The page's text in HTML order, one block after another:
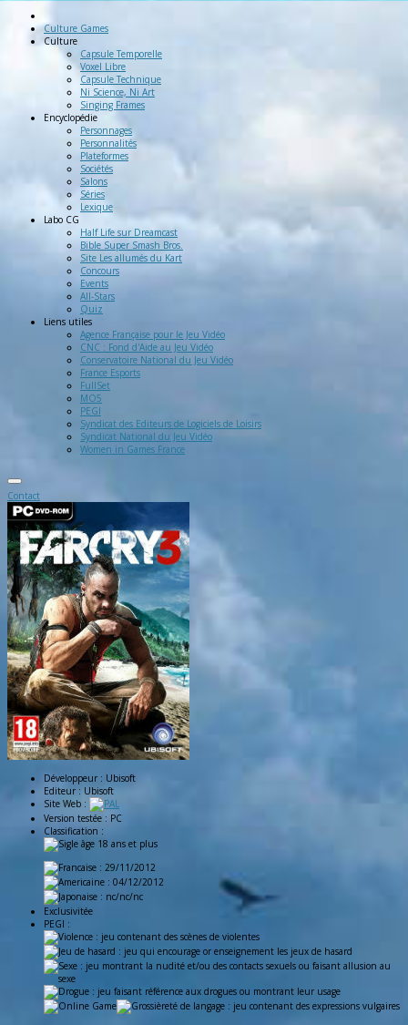
Culture Games
Culture
Capsule Temporelle
Voxel Libre
Capsule Technique
Ni Science, Ni Art
Singing Frames
Encyclopédie
Personnages
Personnalités
Plateformes
Sociétés
Salons
Séries
Lexique
Labo CG
Half Life sur Dreamcast
Bible Super Smash Bros.
Site Les allumés du Kart
Concours
Events
All-Stars
Quiz
Liens utiles
Agence Française pour le Jeu Vidéo
CNC : Fond d'Aide au Jeu Vidéo
Conservatoire National du Jeu Vidéo
France Esports
FullSet
MO5
PEGI
Syndicat des Editeurs de Logiciels de Loisirs
Syndicat National du Jeu Vidéo
Women in Games France
Contact
Développeur : Ubisoft
Editeur : Ubisoft
Site Web :
Version testée : PC
Classification :
: 29/11/2012
: 04/12/2012
: nc/nc/nc
Exclusivitée
PEGI :